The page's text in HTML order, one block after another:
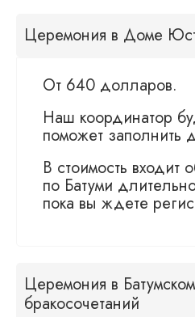
Церемония в Доме
От 640 долларов.
Наш координатор
поможет заполнить
В стоимость входит
по Батуми
пока вы ждете
Церемония в
бракосочетаний